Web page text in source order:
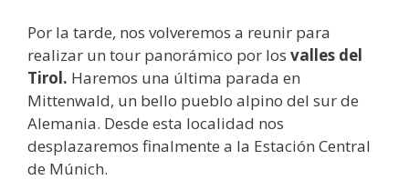
Por la tarde, nos volveremos a reunir para
realizar un tour panorámico por los valles del
Tirol. Haremos una última parada en
Mittenwald, un bello pueblo alpino del sur de
Alemania. Desde esta localidad nos
desplazaremos finalmente a la Estación Central
de Múnich.